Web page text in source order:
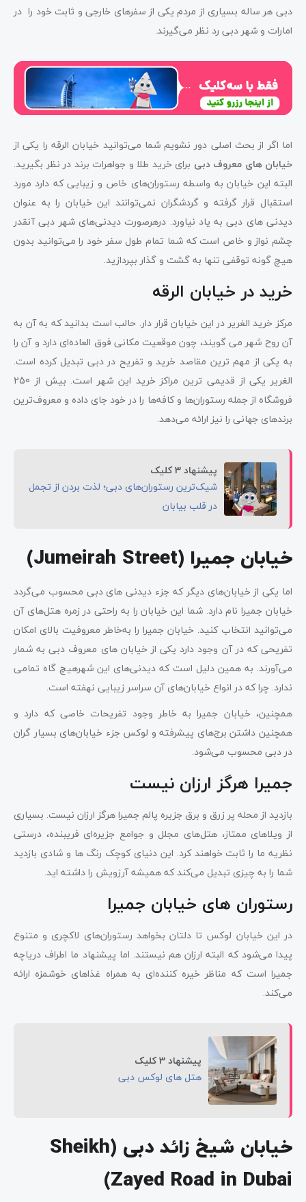
دبی هر ساله بسیاری از مردم یکی از سفرهای خارجی و ثابت خود را در
امارات و شهر دبی رد نظر می‌گیرند.
اما اگر از بحث اصلی دور نشویم شما می‌توانید خیابان الرقه را یکی از
خیابان ‌های معروف دبی برای خرید طلا و جواهرات برند در نظر بگیرید.
البته این خیابان به واسطه رستوران‌های خاص و زیبایی که دارد مورد
استقبال قرار گرفته و گردشگران نمی‌توانند این خیابان را به عنوان
دیدنی‌ های دبی به یاد نیاورد. درهرصورت دیدنی‌های شهر دبی آنقدر
چشم نواز و خاص است که شما تمام طول سفر خود را می‌توانید بدون
هیچ گونه توقفی تنها به گشت و گذار بپردازید.
خرید در خیابان الرقه
مرکز خرید الغریر در این خیابان قرار دار. حالب است بدانید که به آن به
آن روح شهر می گویند، چون موقعیت مکانی فوق العاده‌ای دارد و آن را
به یکی از مهم ترین مقاصد خرید و تفریح در دبی تبدیل کرده است.
الغریر یکی از قدیمی ترین مراکز خرید این شهر است. بیش از 250
فروشگاه از جمله رستوران‌ها و کافه‌ها را در خود جای داده و معروف‌ترین
برندهای جهانی را نیز ارائه می‌دهد.
پیشنهاد 3 کلیک
شیک‌ترین رستوران‌های دبی؛ لذت بردن از تجمل
در قلب بیابان
خیابان جمیرا (Jumeirah Street)
اما یکی از خیابان‌های دیگر که جزء دیدنی‌ های دبی محسوب می‌گردد
خیابان جمیرا نام دارد. شما این خیابان را به راحتی در زمره هتل‌های آن
می‌توانید انتخاب کنید. خیابان جمیرا را به‌خاطر معروفیت بالای امکان
تفریحی که در آن وجود دارد یکی از خیابان های معروف دبی به شمار
می‌آورند. به همین دلیل است که دیدنی‌های این شهرهیچ گاه تمامی
ندارد. چرا که در انواع خیابان‌های آن سراسر زیبایی نهفته است.
همچنین، خیابان جمیرا به خاطر وجود تفریحات خاصی که دارد و
همچنین داشتن برج‌های پیشرفته و لوکس جزء خیابان‌های بسیار گران
در دبی محسوب می‌شود.
جمیرا هرگز ارزان نیست
بازدید از محله پر زرق و برق جزیره پالم جمیرا هرگز ارزان نیست. بسیاری
از ویلاهای ممتاز، هتل‌های مجلل و جوامع جزیره‌ای فریبنده، درستی
نظریه ما را ثابت خواهند کرد. این دنیای کوچک رنگ ها و شادی بازدید
شما را به چیزی تبدیل می‌کند که همیشه آرزویش را داشته اید.
رستوران های خیابان جمیرا
در این خیابان لوکس تا دلتان بخواهد رستوران‌های لاکچری و متنوع
پیدا می‌شود که البته ارزان هم نیستند. اما پیشنهاد ما اطراف دریاچه
جمیرا است که مناظر خیره کننده‌ای به همراه غذاهای خوشمزه ارائه
می‌کند.
پیشنهاد 3 کلیک
هتل های لوکس دبی
خیابان شیخ زائد دبی (Sheikh
Zayed Road in Dubai)